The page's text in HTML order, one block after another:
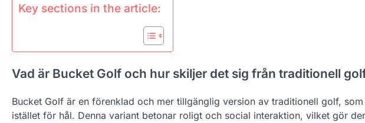
Key sections in the article:
Vad är Bucket Golf och hur skiljer det sig från traditionell
Bucket Golf är en förenklad och mer tillgänglig version av traditionell golf,
istället för hål. Denna variant betonar roligt och social interaktion, vilket gör